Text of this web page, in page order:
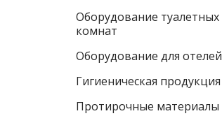
Оборудование туалетных
комнат
Оборудование для отелей
Гигиеническая продукция
Протирочные материалы